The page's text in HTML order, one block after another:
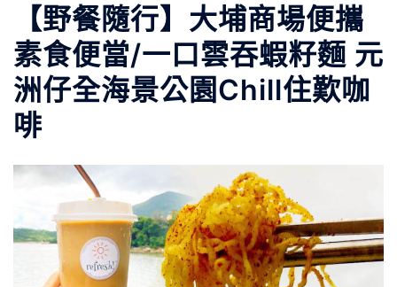
【野餐隨行】大埔商場便攜
素食便當/一口雲吞蝦籽麵 元
洲仔全海景公園Chill住歎咖
啡